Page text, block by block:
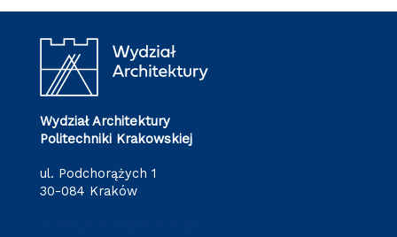
Wydział Architektury
Politechniki Krakowskiej
ul. Podchorążych 1
30-084 Kraków